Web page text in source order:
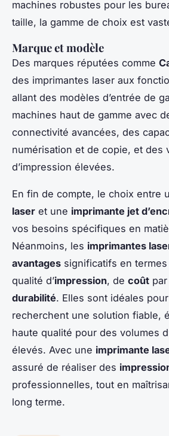
machines robustes pour les
taille, la gamme de choix est
Marque et modèle
Des marques réputées comme
des imprimantes laser aux
allant des modèles d’entrée de
machines haut de gamme avec
connectivité avancées, des
numérisation et de copie, et des
d’impression élevées.
En fin de compte, le choix entre
laser et une imprimante jet
vos besoins spécifiques en
Néanmoins, les imprimantes
avantages significatifs en
qualité d’impression, de coût
durabilité. Elles sont idéales
recherchent une solution fiable,
haute qualité pour des volumes
élevés. Avec une imprimante
assuré de réaliser des
professionnelles, tout en
long terme.